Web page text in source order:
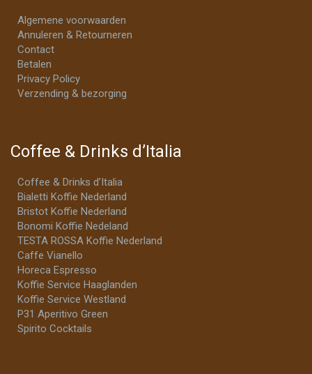
Algemene voorwaarden
Annuleren & Retourneren
Contact
Betalen
Privacy Policy
Verzending & bezorging
Coffee & Drinks d’Italia
Coffee & Drinks d’Italia
Bialetti Koffie Nederland
Bristot Koffie Nederland
Bonomi Koffie Nedeland
TESTA ROSSA Koffie Nederland
Caffe Vianello
Horeca Espresso
Koffie Service Haaglanden
Koffie Service Westland
P31 Aperitivo Green
Spirito Cocktails